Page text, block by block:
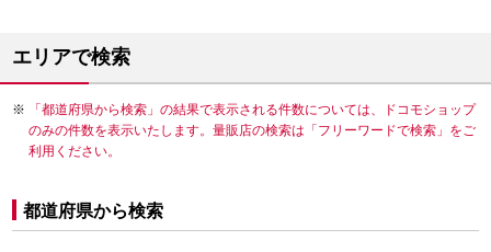
エリアで検索
「都道府県から検索」の結果で表示される件数については、ドコモショップ
のみの件数を表示いたします。量販店の検索は「フリーワードで検索」をご
利用ください。
都道府県から検索